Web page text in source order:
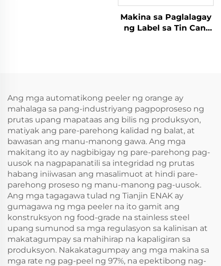
Makina sa Paglalagay
ng Label sa Tin Can,
Ang mga automatikong peeler ng orange ay
mahalaga sa pang-industriyang pagpoproseso ng
prutas upang mapataas ang bilis ng produksyon,
matiyak ang pare-parehong kalidad ng balat, at
bawasan ang manu-manong gawa. Ang mga
makitang ito ay nagbibigay ng pare-parehong pag-
uusok na nagpapanatili sa integridad ng prutas
habang iniiwasan ang masalimuot at hindi pare-
parehong proseso ng manu-manong pag-uusok.
Ang mga tagagawa tulad ng Tianjin ENAK ay
gumagawa ng mga peeler na ito gamit ang
konstruksyon ng food-grade na stainless steel
upang sumunod sa mga regulasyon sa kalinisan at
makatagumpay sa mahihirap na kapaligiran sa
produksyon. Nakakatagumpay ang mga makina sa
mga rate ng pag-peel ng 97%, na epektibong nag-